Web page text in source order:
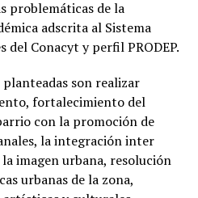
problemáticas de la
adscrita al Sistema
del Conacyt y perfil PRODEP.
son realizar
fortalecimiento del
con la promoción de
la integración inter
imagen urbana, resolución
urbanas de la zona,